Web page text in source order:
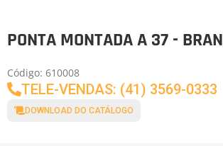
PONTA MONTADA A 37 -
Código: 610008
TELE-VENDAS: (41) 3569-0333
DOWNLOAD DO CATÁLOGO